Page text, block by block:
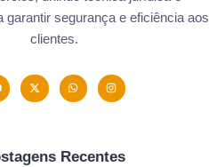
garantir segurança e eficiência aos
clientes.
Recentes